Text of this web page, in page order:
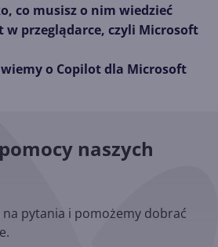
co musisz o nim wiedzieć
w przeglądarce, czyli Microsoft
o Copilot dla Microsoft
naszych
pytania i pomożemy dobrać